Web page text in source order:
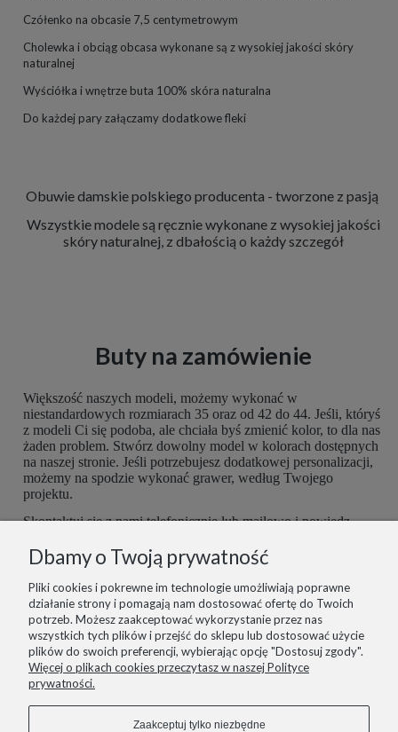
Czółenko na obcasie 7,5 centymetrowym
Cholewka i obciąg obcasa wykonane są z wysokiej jakości skóry
naturalnej
Wyściółka i wnętrze buta 100% skóra naturalna
Do każdej pary załączamy dodatkowe fleki
Obuwie damskie polskiego producenta - tworzone z pasją
Wszystkie modele są ręcznie wykonane z wysokiej jakości
skóry naturalnej, z dbałością o każdy szczegół
Buty na zamówienie
Większość naszych modeli, możemy wykonać w
niestandardowych rozmiarach 35 oraz od 42 do 44. Jeśli, któryś
z modeli Ci się podoba, ale chciała byś zmienić kolor, to dla nas
żaden problem. Stwórz dowolny model w kolorach dostępnych
na naszej stronie. Jeśli potrzebujesz dodatkowej personalizacji,
możemy na spodzie wykonać grawer, według Twojego
projektu.
Skontaktuj się z nami telefonicznie lub mailowo i powiedz,
możliwość dopasować je do Ciebie idealnie. Postaramy się
spełnić wszelkie potrzeby z największą starannością.
informacje
pomoc
Dbamy o Twoją prywatność
Pliki cookies i pokrewne im technologie umożliwiają poprawne
działanie strony i pomagają nam dostosować ofertę do Twoich
potrzeb. Możesz zaakceptować wykorzystanie przez nas
wszystkich tych plików i przejść do sklepu lub dostosować użycie
plików do swoich preferencji, wybierając opcję "Dostosuj zgody".
Więcej o plikach cookies przeczytasz w naszej Polityce
prywatności.
Zaakceptuj tylko niezbędne